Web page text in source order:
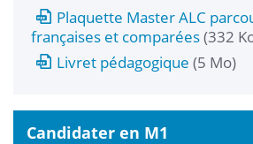
Plaquette Master ALC
françaises et comparées(332
Livret pédagogique (5 Mo)
Candidater en M1